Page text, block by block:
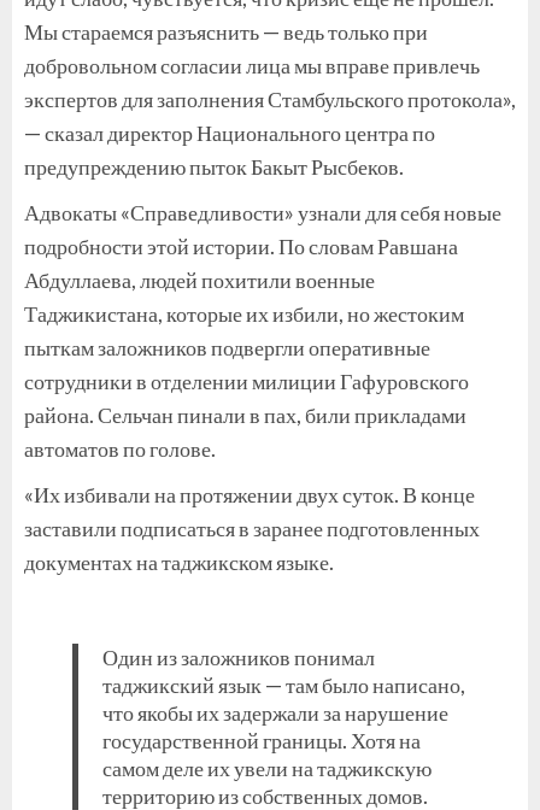
Мы стараемся разъяснить — ведь только при
добровольном согласии лица мы вправе привлечь
экспертов для заполнения Стамбульского протокола»,
— сказал директор Национального центра по
предупреждению пыток Бакыт Рысбеков.
Адвокаты «Справедливости» узнали для себя новые
подробности этой истории. По словам Равшана
Абдуллаева, людей похитили военные
Таджикистана, которые их избили, но жестоким
пыткам заложников подвергли оперативные
сотрудники в отделении милиции Гафуровского
района. Сельчан пинали в пах, били прикладами
автоматов по голове.
«Их избивали на протяжении двух суток. В конце
заставили подписаться в заранее подготовленных
документах на таджикском языке.
Один из заложников понимал
таджикский язык — там было написано,
что якобы их задержали за нарушение
государственной границы. Хотя на
самом деле их увели на таджикскую
территорию из собственных домов.